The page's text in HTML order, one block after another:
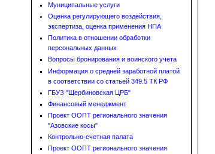
Муниципальные услуги
Оценка регулирующего воздействия,
экспертиза, оценка применения НПА
Политика в отношении обработки
персональных данных
Вопросы бронирования и воинского учета
Информация о средней заработной платой
в соответствии со статьей 349.5 ТК РФ
ГБУЗ "Щербиновская ЦРБ"
Финансовый менеджмент
Проект ООПТ регионального значения
"Азовские косы"
Контрольно-счетная палата
Проект ООПТ регионального значения